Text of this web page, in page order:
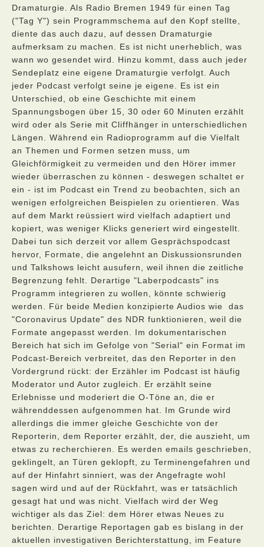
Dramaturgie. Als Radio Bremen 1949 für einen Tag
("Tag Y") sein Programmschema auf den Kopf stellte,
diente das auch dazu, auf dessen Dramaturgie
aufmerksam zu machen. Es ist nicht unerheblich, was
wann wo gesendet wird. Hinzu kommt, dass auch jeder
Sendeplatz eine eigene Dramaturgie verfolgt. Auch
jeder Podcast verfolgt seine je eigene. Es ist ein
Unterschied, ob eine Geschichte mit einem
Spannungsbogen über 15, 30 oder 60 Minuten erzählt
wird oder als Serie mit Cliffhänger in unterschiedlichen
Längen. Während ein Radioprogramm auf die Vielfalt
an Themen und Formen setzen muss, um
Gleichförmigkeit zu vermeiden und den Hörer immer
wieder überraschen zu können - deswegen schaltet er
ein - ist im Podcast ein Trend zu beobachten, sich an
wenigen erfolgreichen Beispielen zu orientieren. Was
auf dem Markt reüssiert wird vielfach adaptiert und
kopiert, was weniger Klicks generiert wird eingestellt.
Dabei tun sich derzeit vor allem Gesprächspodcast
hervor, Formate, die angelehnt an Diskussionsrunden
und Talkshows leicht ausufern, weil ihnen die zeitliche
Begrenzung fehlt. Derartige "Laberpodcasts" ins
Programm integrieren zu wollen, könnte schwierig
werden. Für beide Medien konzipierte Audios wie das
"Coronavirus Update" des NDR funktionieren, weil die
Formate angepasst werden. Im dokumentarischen
Bereich hat sich im Gefolge von "Serial" ein Format im
Podcast-Bereich verbreitet, das den Reporter in den
Vordergrund rückt: der Erzähler im Podcast ist häufig
Moderator und Autor zugleich. Er erzählt seine
Erlebnisse und moderiert die O-Töne an, die er
währenddessen aufgenommen hat. Im Grunde wird
allerdings die immer gleiche Geschichte von der
Reporterin, dem Reporter erzählt, der, die auszieht, um
etwas zu recherchieren. Es werden emails geschrieben,
geklingelt, an Türen geklopft, zu Terminengefahren und
auf der Hinfahrt sinniert, was der Angefragte wohl
sagen wird und auf der Rückfahrt, was er tatsächlich
gesagt hat und was nicht. Vielfach wird der Weg
wichtiger als das Ziel: dem Hörer etwas Neues zu
berichten. Derartige Reportagen gab es bislang in der
aktuellen investigativen Berichterstattung, im Feature